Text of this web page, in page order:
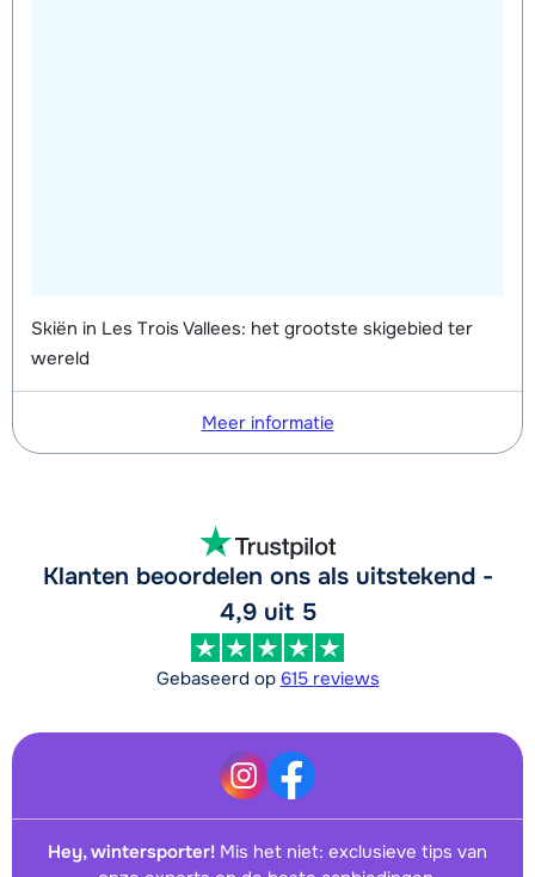
Skiën in Les Trois Vallees: het grootste skigebied ter
wereld
Meer informatie
Klanten beoordelen ons als uitstekend -
4,9 uit 5
Gebaseerd op 615 reviews
Hey, wintersporter! Mis het niet: exclusieve tips van